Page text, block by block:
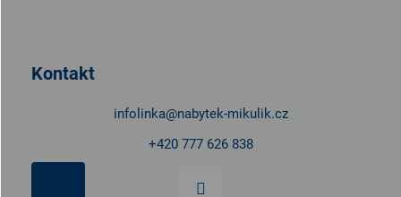
Kontakt
infolinka@nabytek-mikulik.cz
+420 777 626 838